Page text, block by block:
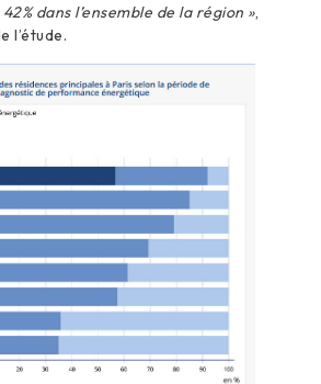
dans l’ensemble de la région »,
l’étude.